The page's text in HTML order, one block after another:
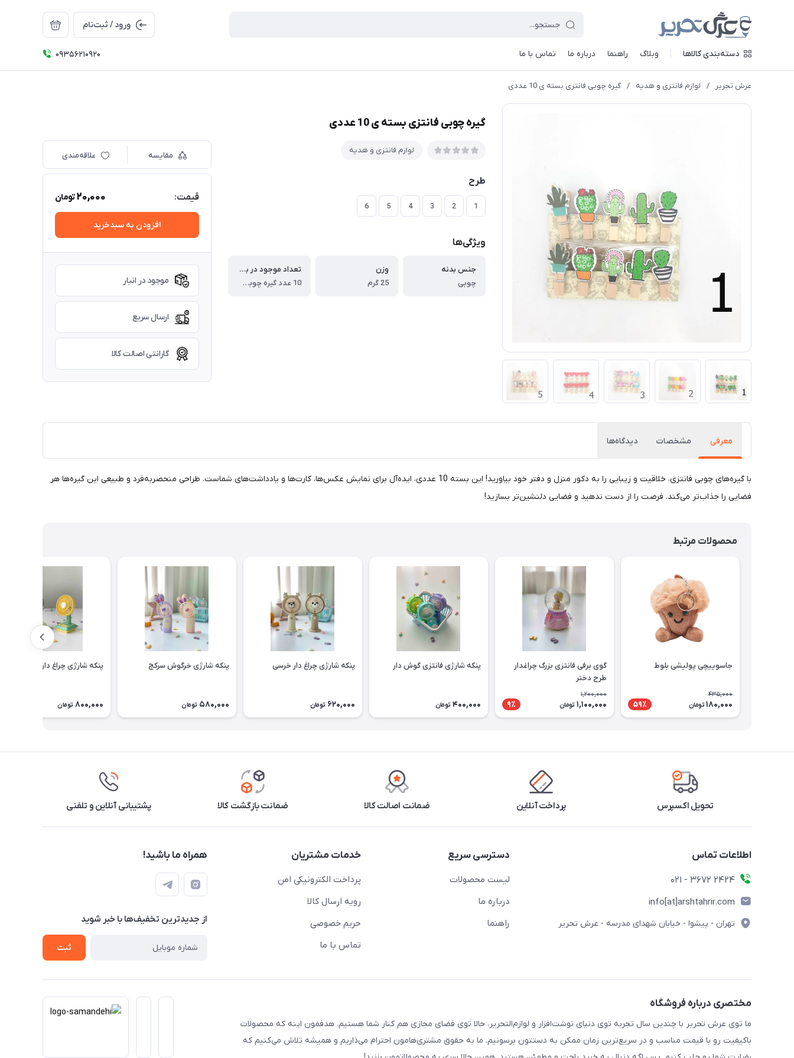
ورود / ثبت‌نام
دسته‌بندی کالاها وبلاگ راهنما درباره ما تماس با ما 09356210920
عرش تحریر / لوازم فانتزی و هدیه / گیره چوبی فانتزی بسته ی 10 عددی
گیره چوبی فانتزی بسته ی 10 عددی
لوازم فانتزی و هدیه
طرح
1
2
3
4
5
6
ویژگی‌ها
جنس بدنه
چوبی
وزن
25 گرم
تعداد موجود در بسته
10 عدد گیره چوبی فانتزی ، 1 عدد نخ کنفی
مقایسه علاقه‌مندی
قیمت: 20,000تومان
افزودن به سبدخرید
موجود در انبار
ارسال سریع
گارانتی اصالت کالا
معرفی مشخصات دیدگاه‌ها
با گیره‌های چوبی فانتزی، خلاقیت و زیبایی را به دکور منزل و دفتر خود بیاورید! این بسته 10 عددی، ایده‌آل برای نمایش عکس‌ها، کارت‌ها و یادداشت‌های شماست. طراحی منحصربه‌فرد و طبیعی این گیره‌ها هر
فضایی را جذاب‌تر می‌کند. فرصت را از دست ندهید و فضایی دلنشین‌تر بسازید!
محصولات مرتبط
جاسوییچی پولیشی بلوط
435,000
180,000 تومان 59٪
گوی برفی فانتزی بزرگ چراغدار
طرح دختر
1,200,000
1,100,000 تومان 9٪
پنکه شارژی فانتزی گوش دار
400,000 تومان
پنکه شارژی چراغ دار خرسی
620,000 تومان
پنکه شارژی خرگوش سرکج
580,000 تومان
پنکه شارژی چراغ دار نوستالژی
800,000 تومان
تحویل اکسپرس پرداخت آنلاین ضمانت اصالت کالا ضمانت بازگشت کالا پشتیبانی آنلاین و تلفنی
اطلاعات تماس
2424 3672 - 021
info[at]arshtahrir.com
تهران - پیشوا - خیابان شهدای مدرسه - عرش تحریر
دسترسی سریع
لیست محصولات
درباره ما
راهنما
خدمات مشتریان
پرداخت الکترونیکی امن
رویه ارسال کالا
حریم خصوصی
تماس با ما
همراه ما باشید!
از جدید‌ترین تخفیف‌ها با‌ خبر شوید
ثبت
مختصری درباره فروشگاه
ما توی عرش تحریر با چندین سال تجربه توی دنیای نوشت‌افزار و لوازم‌التحریر، حالا توی فضای مجازی هم کنار شما هستیم. هدفمون اینه که محصولات
باکیفیت رو با قیمت مناسب و در سریع‌ترین زمان ممکن به دستتون برسونیم. ما به حقوق مشتری‌هامون احترام می‌ذاریم و همیشه تلاش می‌کنیم که